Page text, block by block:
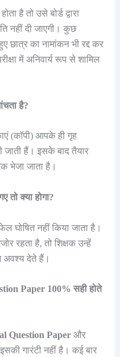
है तो उसे बोर्ड द्वारा
नहीं दी जाएगी। कुछ
छात्र का नामांकन भी रद्द कर
में अनिवार्य रूप से शामिल
है?
(कॉपी) आपके ही गृह
जाती हैं। इसके बाद तैयार
भेजा जाता है।
तो क्या होगा?
घोषित नहीं किया जाता है।
रहता है, तो शिक्षक उन्हें
अवश्य देते हैं।
Paper 100% सही होते
Question Paperऔर
गारंटी नहीं है। कई बार